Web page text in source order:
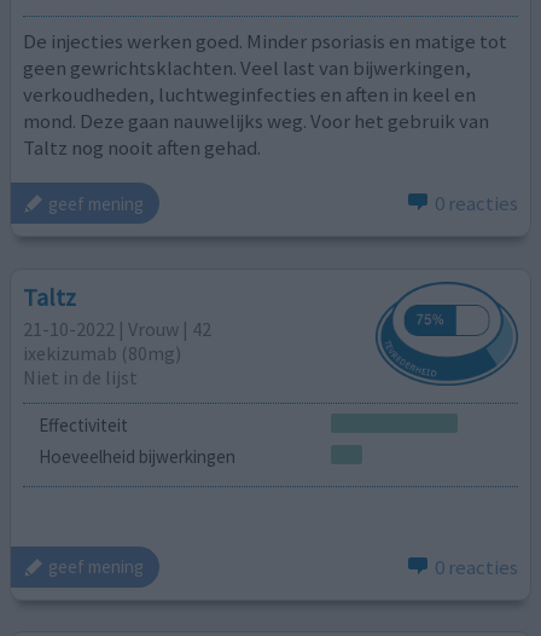
De injecties werken goed. Minder psoriasis en matige tot
geen gewrichtsklachten. Veel last van bijwerkingen,
verkoudheden, luchtweginfecties en aften in keel en
mond. Deze gaan nauwelijks weg. Voor het gebruik van
Taltz nog nooit aften gehad.
geef mening 0 reacties
Taltz
21-10-2022 | Vrouw | 42
ixekizumab (80mg)
Niet in de lijst
Effectiviteit
Hoeveelheid bijwerkingen
geef mening 0 reacties